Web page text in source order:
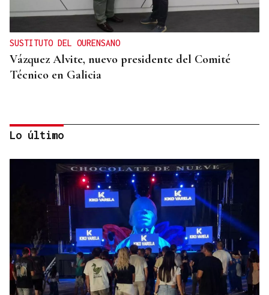
SUSTITUTO DEL OURENSANO
Vázquez Alvite, nuevo presidente del Comité
Técnico en Galicia
DALLAS MAVERICKS
Santi Aldama, jugador de la NBA, visita Ourense
Lo último